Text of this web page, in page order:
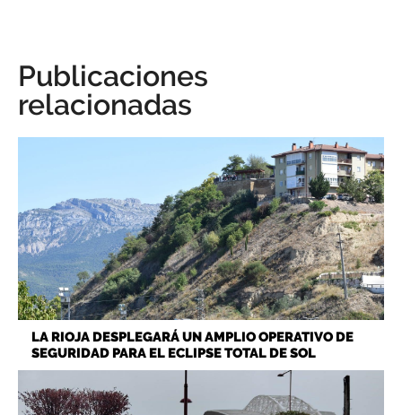
Publicaciones
relacionadas
LA RIOJA DESPLEGARÁ UN AMPLIO OPERATIVO DE
SEGURIDAD PARA EL ECLIPSE TOTAL DE SOL